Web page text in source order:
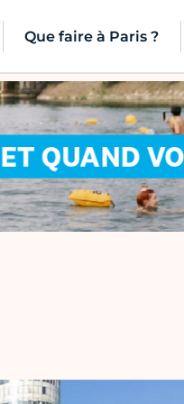
Que faire à Paris ?